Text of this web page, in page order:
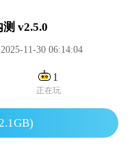
v2.5.0
11-30 06:14:04
1
正在玩